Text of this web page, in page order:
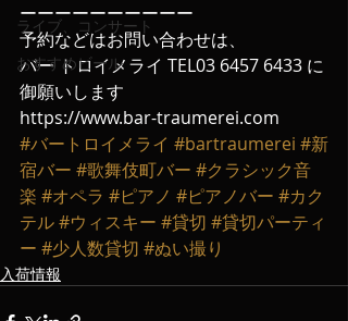
ライブ、コンサート
おすすめビール
ーーーーーーーーーー
予約などはお問い合わせは、
バー トロイメライ TEL03 6457 6433 に
御願いします
https://www.bar-traumerei.com
#バートロイメライ #bartraumerei #新
宿バー #歌舞伎町バー #クラシック音
楽 #オペラ #ピアノ #ピアノバー #カク
テル#ウィスキー #貸切 #貸切パーティ
ー #少人数貸切 #ぬい撮り
入荷情報